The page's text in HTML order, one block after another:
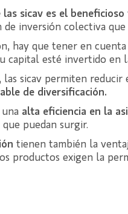
las sicav es el
inversión colectiva que
hay que tener en
capital esté invertido en
las sicav permiten
de diversificación.
alta eficiencia en la
que puedan surgir.
tienen también la
productos exigen la